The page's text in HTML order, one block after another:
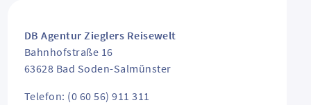
DB Agentur Zieglers Reisewelt
Bahnhofstraße 16
63628 Bad Soden-Salmünster
Telefon: (0 60 56) 911 311